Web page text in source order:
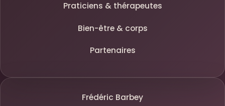
Praticiens & thérapeutes
Bien-être & corps
Partenaires
Frédéric Barbey